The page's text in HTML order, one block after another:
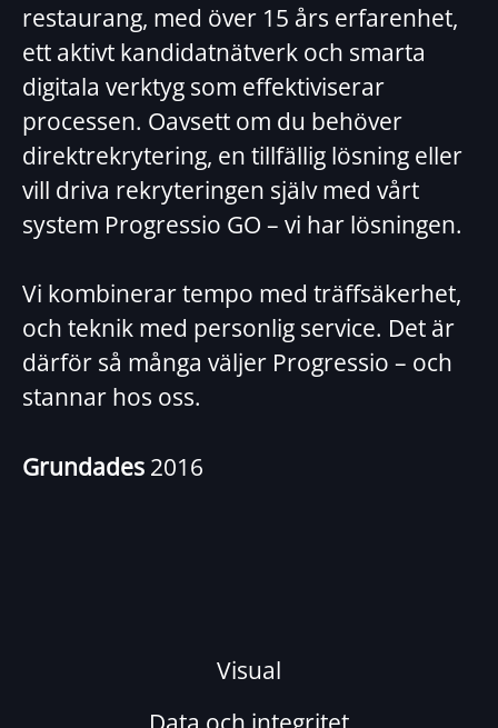
restaurang, med över 15 års erfarenhet,
ett aktivt kandidatnätverk och smarta
digitala verktyg som effektiviserar
processen. Oavsett om du behöver
direktrekrytering, en tillfällig lösning eller
vill driva rekryteringen själv med vårt
system Progressio GO – vi har lösningen.
Vi kombinerar tempo med träffsäkerhet,
och teknik med personlig service. Det är
därför så många väljer Progressio – och
stannar hos oss.
Grundades 2016
Visual